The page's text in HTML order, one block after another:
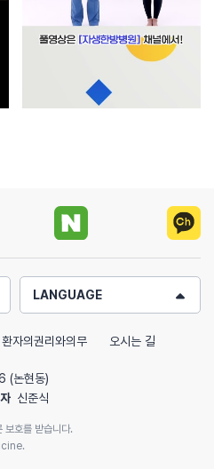
LANGUAGE
환자의권리와의무 오시는 길
(논현동)
신준식
보호를 받습니다.